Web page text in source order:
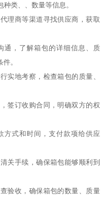
类、、数量等信息。
理商等渠道寻找供应商，获取
通，了解箱包的详细信息、质
。
实地考察，检查箱包的质量、
签订收购合同，明确双方的权
方式和时间，支付款项给供应
关手续，确保箱包能够顺利到
验收，确保箱包的数量、质量